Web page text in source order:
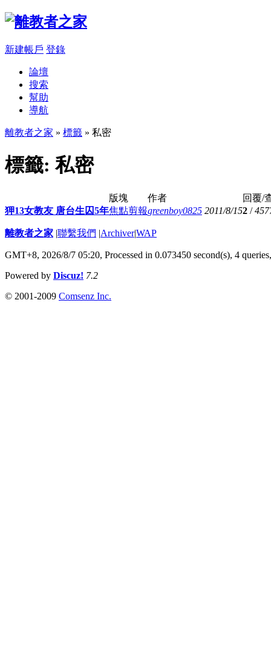
新建帳戶 登錄
論壇
搜索
幫助
導航
離教者之家 » 標籤 » 私密
標籤: 私密
版塊 作者
回覆/
狎13女教友 唐台生囚5年焦點剪報greenboy0825 2011/8/152 /
離教者之家 |聯繫我們 |Archiver|WAP
GMT+8, 2026/8/7 05:20, Processed in 0.073450 second(s), 4
Powered by Discuz! 7.2
© 2001-2009 Comsenz Inc.